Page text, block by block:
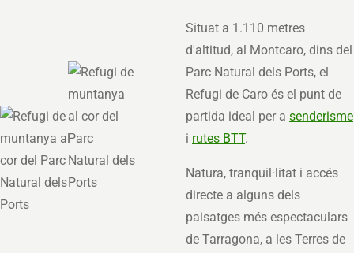
Situat a 1.110 metres
d'altitud, al Montcaro, dins del
Parc Natural dels Ports, el
Refugi de Caro és el punt de
partida ideal per a senderisme
i rutes BTT.
Natura, tranquil·litat i accés
directe a alguns dels
paisatges més espectaculars
de Tarragona, a les Terres de